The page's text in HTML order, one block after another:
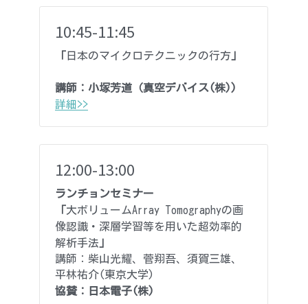
10:45-11:45
日本のマイクロテクニックの行方
講師： 小塚芳道（真空デバイス(株))
詳細>>
12:00-13:00
ランチョンセミナー
大ボリュームArray Tomographyの画
像認識・深層学習等を用いた超効率的
解析手法
講師： 柴山光耀、 菅翔吾、須賀三雄、
平林祐介(東京大学)
協賛：
日本電子(株)